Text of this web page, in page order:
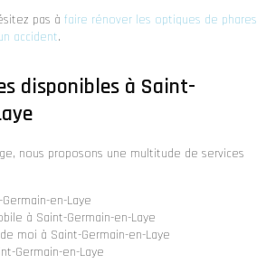
pas à faire rénover les optiques de phares
accident.
disponibles à Saint-
nous proposons une multitude de services
en-Laye
à Saint-Germain-en-Laye
moi à Saint-Germain-en-Laye
Germain-en-Laye